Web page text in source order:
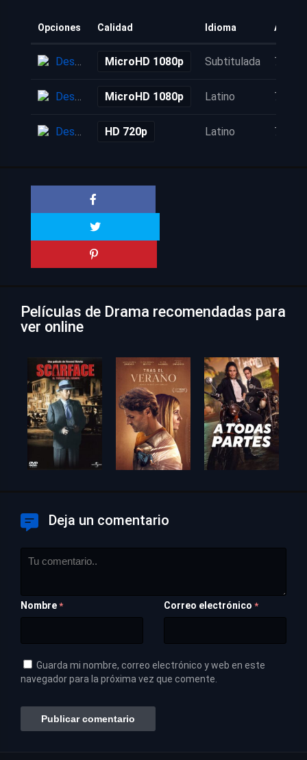
Opciones Calidad Idioma
Descarga MicroHD 1080p Subtitulada 7 años
Descarga MicroHD 1080p Latino 7 años
Descarga HD 720p Latino 7 años
Películas de Drama recomendadas para
ver online
Deja un comentario
Nombre * Correo electrónico *
Guarda mi nombre, correo electrónico y web en este
navegador para la próxima vez que comente.